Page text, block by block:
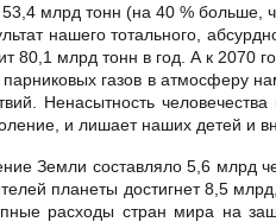
53,4 млрд тонн (на 40 %
нашего тотального,
80,1 млрд тонн в год. А к 2070
газов в атмосферу
Ненасытность
и лишает наших детей и
Земли составляло 5,6 млрд
планеты достигнет 8,5
расходы стран мира на